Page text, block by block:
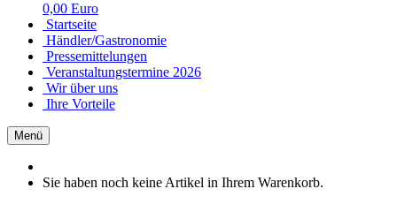
0,00 Euro
Startseite
Händler/Gastronomie
Pressemittelungen
Veranstaltungstermine 2026
Wir über uns
Ihre Vorteile
Menü
Sie haben noch keine Artikel in Ihrem Warenkorb.